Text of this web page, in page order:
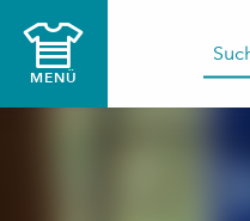
contenu
MENÜ